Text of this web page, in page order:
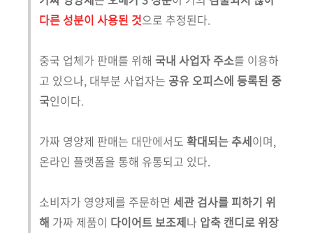
다른 성분이 사용된 것으로 추정된다.
중국 업체가 판매를 위해 국내 사업자 주소를 이용하
고 있으나, 대부분 사업자는 공유 오피스에 등록된 중
국인이다.
가짜 영양제 판매는 대만에서도 확대되는 추세이며,
온라인 플랫폼을 통해 유통되고 있다.
소비자가 영양제를 주문하면 세관 검사를 피하기 위
해 가짜 제품이 다이어트 보조제나 압축 캔디로 위장